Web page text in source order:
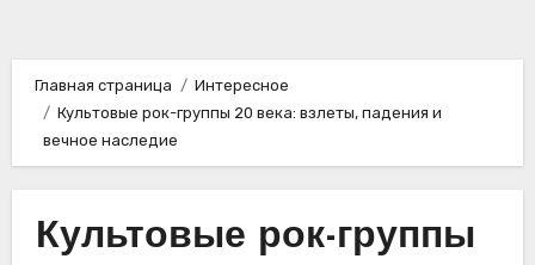
Главная страница
Интересное
Культовые рок-группы 20 века: взлеты, падения и
вечное наследие
Культовые рок-группы